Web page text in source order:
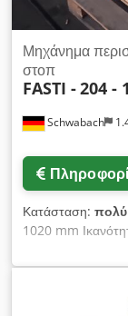
Schwabach
Μηχάνημα
στοπ
FASTI -204 -
Κατάσταση: πολύ
1020 mm
220 mm Djdpfx
κάμπτουσα
Εξοπλισμός: -
και κρεμαγιέρα,